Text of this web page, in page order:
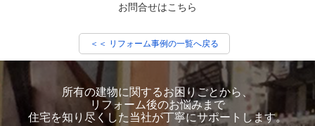
お問合せはこちら
＜＜ リフォーム事例の一覧へ戻る
所有の建物に関するお困りごとから、
リフォーム後のお悩みまで
住宅を知り尽くした当社が丁寧にサポートします。